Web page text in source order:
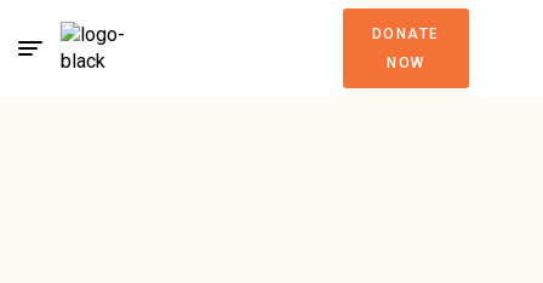
DONATE
NOW